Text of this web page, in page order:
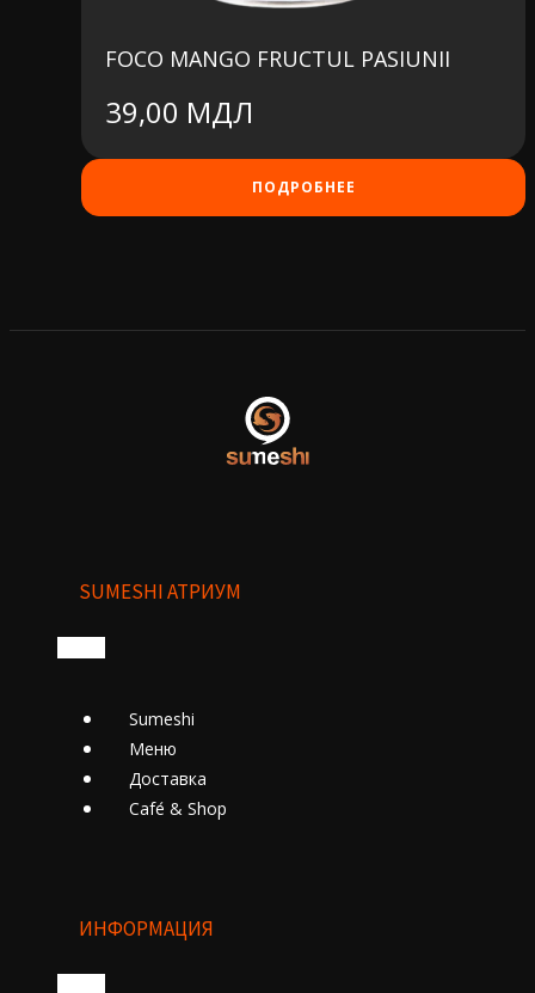
FOCO MANGO FRUCTUL PASIUNII
39,00 МДЛ
ПОДРОБНЕЕ
SUMESHI АТРИУМ
Sumeshi
Меню
Доставка
Cafе́ & Shop
ИНФОРМАЦИЯ